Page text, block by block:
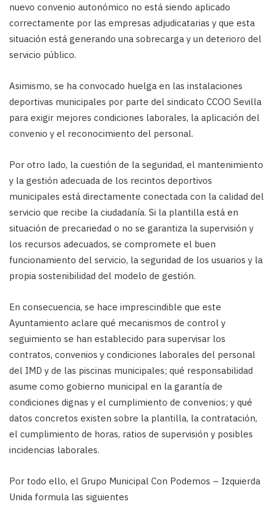
nuevo convenio autonómico no está siendo aplicado
correctamente por las empresas adjudicatarias y que esta
situación está generando una sobrecarga y un deterioro del
servicio público.
Asimismo, se ha convocado huelga en las instalaciones
deportivas municipales por parte del sindicato CCOO Sevilla
para exigir mejores condiciones laborales, la aplicación del
convenio y el reconocimiento del personal.
Por otro lado, la cuestión de la seguridad, el mantenimiento
y la gestión adecuada de los recintos deportivos
municipales está directamente conectada con la calidad del
servicio que recibe la ciudadanía. Si la plantilla está en
situación de precariedad o no se garantiza la supervisión y
los recursos adecuados, se compromete el buen
funcionamiento del servicio, la seguridad de los usuarios y la
propia sostenibilidad del modelo de gestión.
En consecuencia, se hace imprescindible que este
Ayuntamiento aclare qué mecanismos de control y
seguimiento se han establecido para supervisar los
contratos, convenios y condiciones laborales del personal
del IMD y de las piscinas municipales; qué responsabilidad
asume como gobierno municipal en la garantía de
condiciones dignas y el cumplimiento de convenios; y qué
datos concretos existen sobre la plantilla, la contratación,
el cumplimiento de horas, ratios de supervisión y posibles
incidencias laborales.
Por todo ello, el Grupo Municipal Con Podemos – Izquierda
Unida formula las siguientes